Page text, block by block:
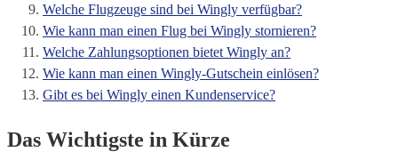
Welche Flugzeuge sind bei Wingly verfügbar?
Wie kann man einen Flug bei Wingly stornieren?
Welche Zahlungsoptionen bietet Wingly an?
Wie kann man einen Wingly-Gutschein einlösen?
Gibt es bei Wingly einen Kundenservice?
Das Wichtigste in Kürze